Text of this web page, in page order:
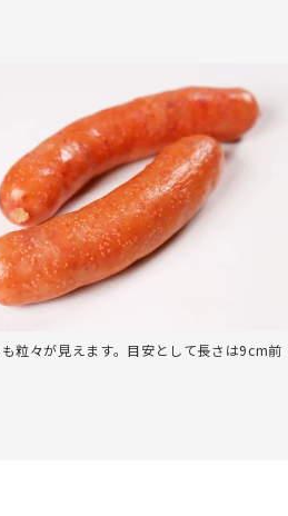
粒々が見えます。目安として長さは9cm前